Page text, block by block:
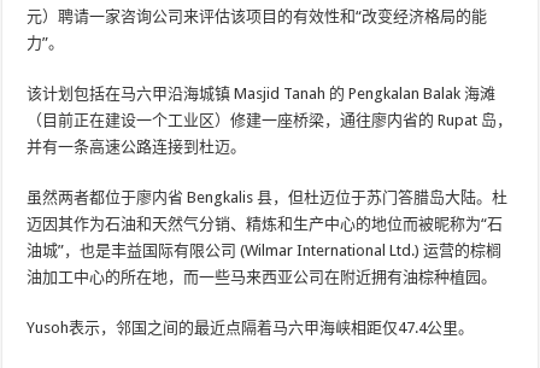
元）聘请一家咨询公司来评估该项目的有效性和“改变经济格局的能
力”。
该计划包括在马六甲沿海城镇 Masjid Tanah 的 Pengkalan Balak 海滩
（目前正在建设一个工业区）修建一座桥梁，通往廖内省的 Rupat 岛，
并有一条高速公路连接到杜迈。
虽然两者都位于廖内省 Bengkalis 县，但杜迈位于苏门答腊岛大陆。杜
迈因其作为石油和天然气分销、精炼和生产中心的地位而被昵称为“石
油城”，也是丰益国际有限公司 (Wilmar International Ltd.) 运营的棕榈
油加工中心的所在地，而一些马来西亚公司在附近拥有油棕种植园。
Yusoh表示，邻国之间的最近点隔着马六甲海峡相距仅47.4公里。